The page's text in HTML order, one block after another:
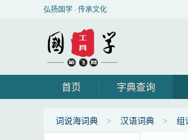
弘扬国学 · 传承文化
首页 字典查询
词说海词典 汉语词典 组